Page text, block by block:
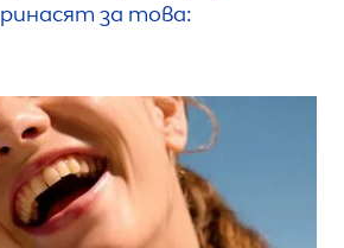
за това: